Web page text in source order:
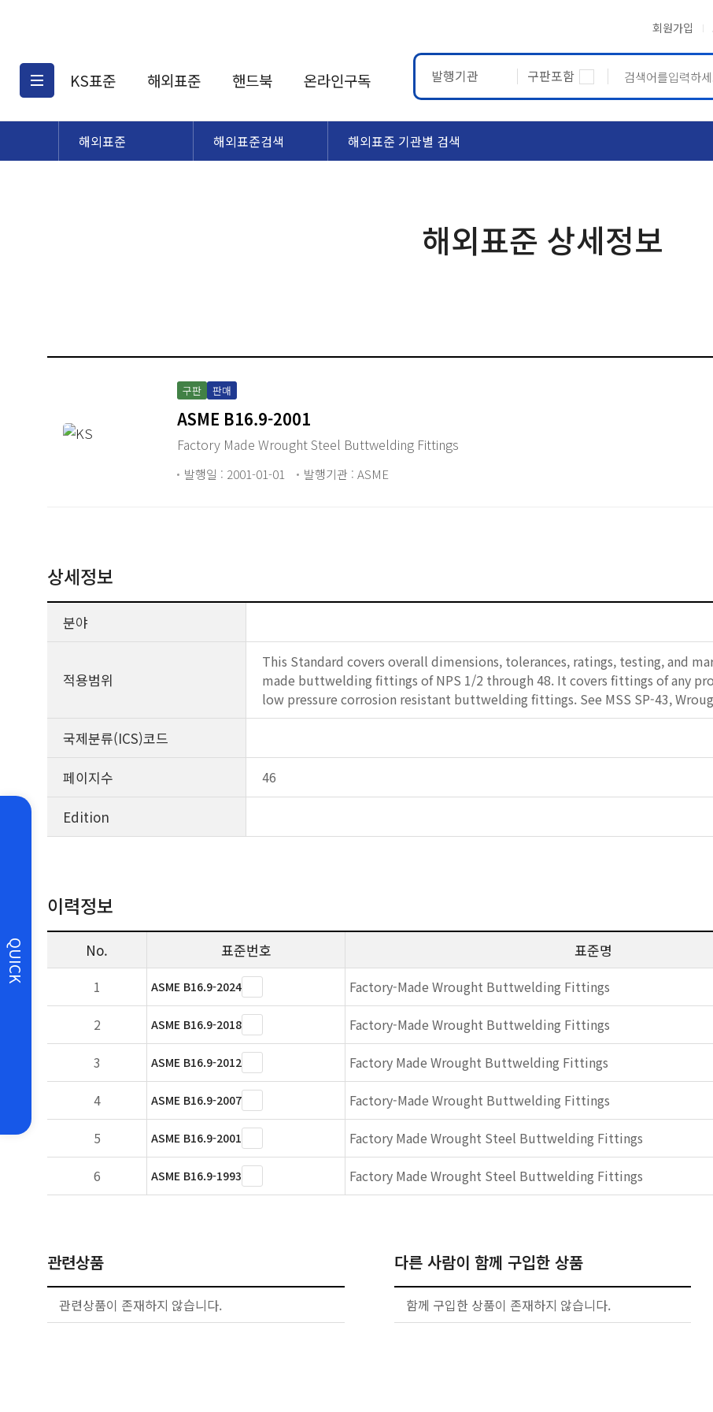
회원가입
KS표준
KS표준검색
해외표준
해외표준검색
핸드북 온라인구독 발행기관 구판포함
QUICK
해외표준 해외표준검색 해외표준 기관별 검색
해외표준 상세정보
구판 판매
ASME B16.9-2001
Factory Made Wrought Steel Buttwelding Fittings
발행일 : 2001-01-01 발행기관 : ASME
상세정보
분야
적용범위
This Standard covers overall dimensions, tolerances, ratings, testing, and
made buttwelding fittings of NPS 1/2 through 48. It covers fittings of any
low pressure corrosion resistant buttwelding fittings. See MSS SP-43,
국제분류(ICS)코드
페이지수
46
Edition
이력정보
No. 표준번호 표준명
1 ASME B16.9-2024 Factory-Made Wrought Buttwelding Fittings
2
ASME B16.9-2018 Factory-Made Wrought Buttwelding Fittings
3
ASME B16.9-2012 Factory Made Wrought Buttwelding Fittings
4
ASME B16.9-2007 Factory-Made Wrought Buttwelding Fittings
5
ASME B16.9-2001 Factory Made Wrought Steel Buttwelding Fittings
6
ASME B16.9-1993 Factory Made Wrought Steel Buttwelding Fittings
관련상품
관련상품이 존재하지 않습니다.
다른 사람이 함께 구입한 상품
함께 구입한 상품이 존재하지 않습니다.